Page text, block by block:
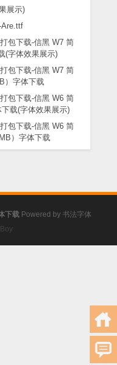
Are.ttf
包下载-信黑 W7 简
）字体下载
包下载-信黑 W6 简
）字体下载
下载 Powered by 书法字体